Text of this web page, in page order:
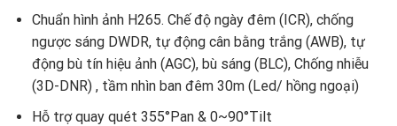
Chuẩn hình ảnh H265. Chế độ ngày đêm (ICR), chống
ngược sáng DWDR, tự động cân bằng trắng (AWB), tự
động bù tín hiệu ảnh (AGC), bù sáng (BLC), Chống nhiễu
(3D-DNR) , tầm nhìn ban đêm 30m (Led/ hồng ngoại)
Hỗ trợ quay quét 355°Pan & 0~90°Tilt